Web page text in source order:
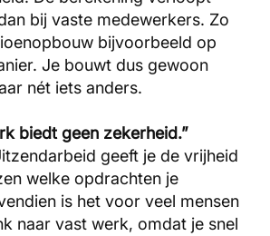
bij vaste medewerkers. Zo
bijvoorbeeld op
Je bouwt dus gewoon
nét iets anders.
biedt geen zekerheid.”
geeft je de vrijheid
welke opdrachten je
is het voor veel mensen
naar vast werk, omdat je snel